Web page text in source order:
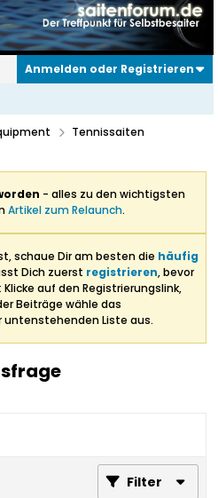
Anmelden oder Registrieren
Tennissaiten
- alles zu den wichtigsten
Artikel zum Relaunch.
schaue Dir am besten die häufig
Dich zuerst registrieren, bevor
auf den Registrierungslink,
Beiträge wähle das
untenstehenden Liste aus.
Filter